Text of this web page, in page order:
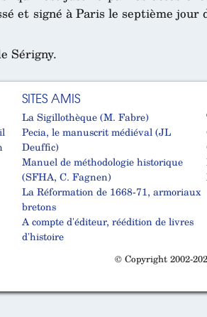
et signé à Paris le septième jour
Sérigny.
SITES AMIS
La Sigillothèque (M. Fabre)
Pecia, le manuscrit médiéval (JL
Deuffic)
Manuel de méthodologie historique
(SFHA, C. Fagnen)
La Réformation de 1668-71, armoriaux
bretons
A compte d'éditeur, réédition de livres
d'histoire
© Copyright 2002-